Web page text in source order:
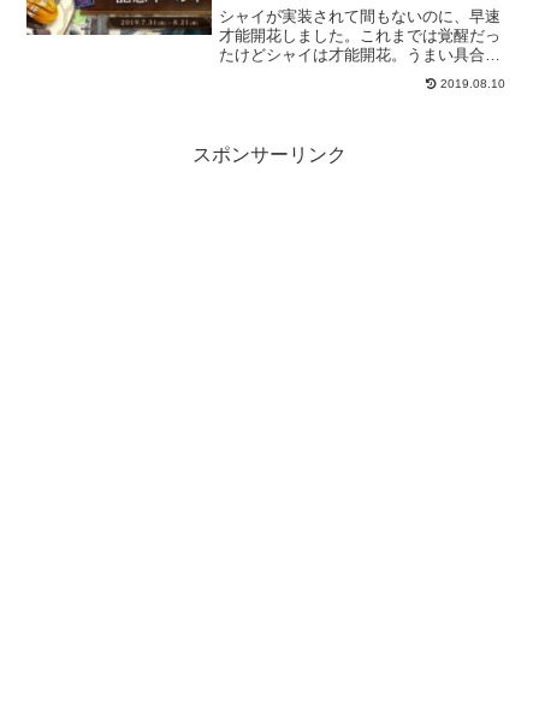
ゃなくても参加できるのは嬉しい
【黒い砂漠冒険日誌3】
シャイが実装されて間もないのに、早速
才能開花しました。これまでは覚醒だっ
たけどシャイは才能開花。うまい具合に
表現しているなと感心しつつも、シャイ
じゃなくてもクエストが出来るという素
2019.08.10
スポンサーリンク